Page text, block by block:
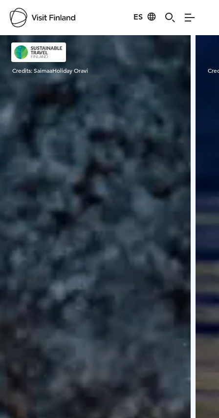
ES
Visit Finland
Credits:SaimaaHoliday Oravi